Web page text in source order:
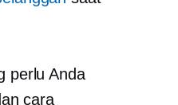
perlu Anda
cara